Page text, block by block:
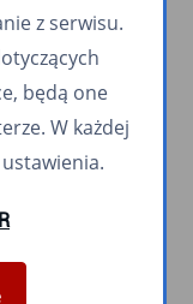
z serwisu.
będą one
W każdej